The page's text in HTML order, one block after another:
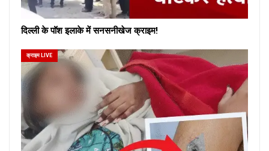
दिल्ली के पॉश इलाके में सनसनीखेज क्राइम!
क्राइम LIVE